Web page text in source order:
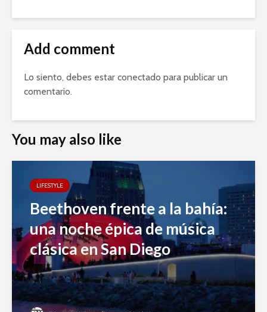
Add comment
Lo siento, debes estar conectado para publicar un
comentario.
You may also like
LIFESTYLE
Beethoven frente a la bahía:
una noche épica de música
clásica en San Diego